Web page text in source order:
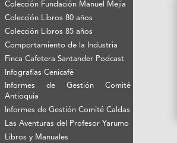
Colección Fundación Manuel Mejía
Colección Libros 80 años
Colección Libros 85 años
Comportamiento de la Industria
Finca Cafetera Santander Podcast
Infografías Cenicafé
Informes de Gestión Comité
Antioquía
Informes de Gestión Comité Caldas
Las Aventuras del Profesor Yarumo
Libros y Manuales